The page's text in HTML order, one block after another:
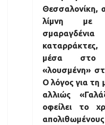
Θεσσαλονίκη,
λίμνη με
μέσα στο
«λουσμένη»
Ο λόγος για τη
αλλιώς
οφείλει το